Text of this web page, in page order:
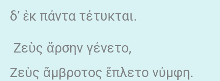
δ’ ἐκ πάντα τέτυκται.
Ζεὺς ἄρσην γένετο,
Ζεὺς ἄμβροτος ἔπλετο νύμφη.